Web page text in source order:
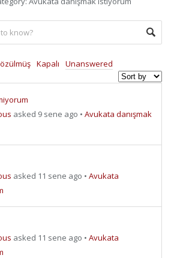
Kapalı Unanswered
asked 9 sene ago • Avukata danışmak
asked 11 sene ago • Avukata
asked 11 sene ago • Avukata